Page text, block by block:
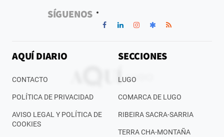
SÍGUENOS
AQUÍ DIARIO
CONTACTO
POLÍTICA DE PRIVACIDAD
AVISO LEGAL Y POLÍTICA DE
COOKIES
SECCIONES
LUGO
COMARCA DE LUGO
RIBEIRA SACRA-SARRIA
TERRA CHA-MONTAÑA